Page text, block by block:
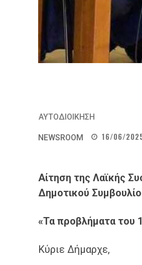
ΑΥΤΟΔΙΟΙΚΗΣΗ
NEWSROOM 16/06/
Αίτηση της Λαϊκής
Δημοτικού
«Τα προβλήματα του
Κύριε Δήμαρχε,